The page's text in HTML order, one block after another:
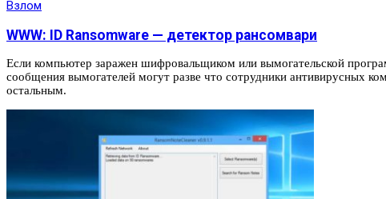
Взлом
WWW: ID Ransomware — детектор рансомвари
Если компьютер заражен шифровальщиком или вымогательской
сообщения вымогателей могут разве что сотрудники антивирусных
остальным.